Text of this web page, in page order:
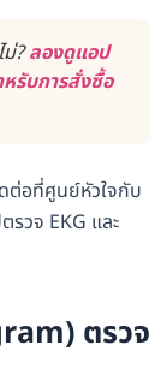
ม่?ลองดูแอป
รับการสั่งซื้อ
ต่อที่ศูนย์หัวใจกับ
รวจ EKG และ
ตรวจ